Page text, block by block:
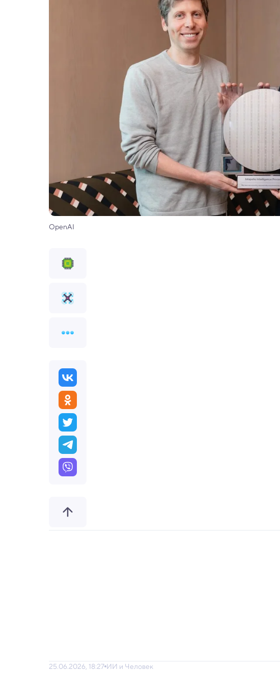
OpenAI
25.06.2026, 18:27 ИИ и Человек